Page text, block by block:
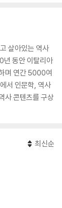
살아있는 역사
년 동안 이탈리아
며 연간 5000여
서 인문학, 역사
사 콘텐츠를 구상
최신순